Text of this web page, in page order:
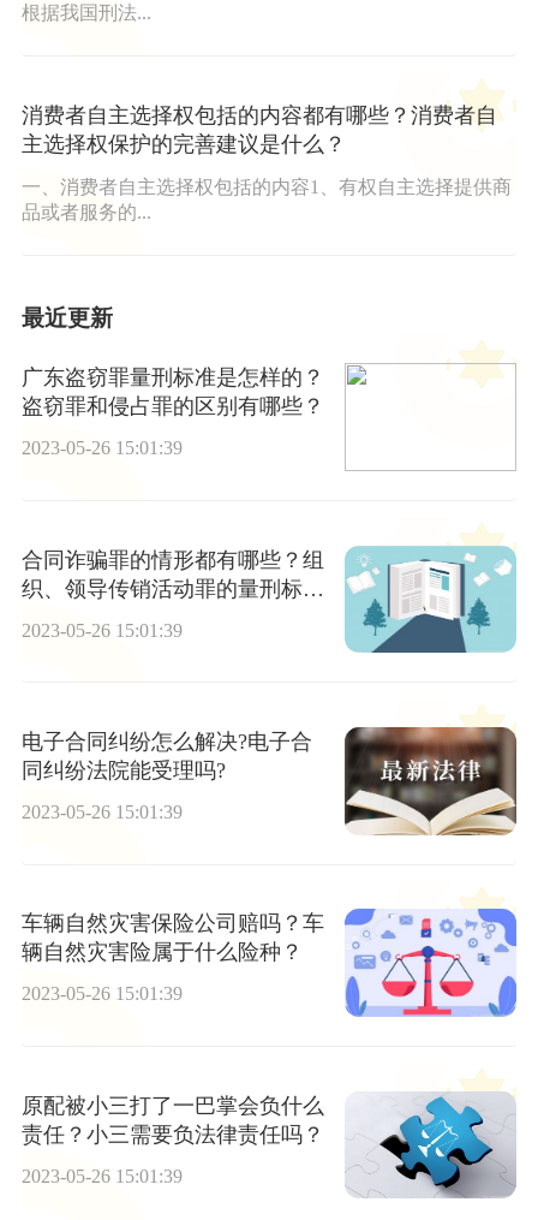
根据我国刑法...
消费者自主选择权包括的内容都有哪些？消费者自
主选择权保护的完善建议是什么？
一、消费者自主选择权包括的内容1、有权自主选择提供商
品或者服务的...
最近更新
广东盗窃罪量刑标准是怎样的？
盗窃罪和侵占罪的区别有哪些？
2023-05-26 15:01:39
合同诈骗罪的情形都有哪些？组
织、领导传销活动罪的量刑标准
2023-05-26 15:01:39
电子合同纠纷怎么解决?电子合
同纠纷法院能受理吗?
2023-05-26 15:01:39
车辆自然灾害保险公司赔吗？车
辆自然灾害险属于什么险种？
2023-05-26 15:01:39
原配被小三打了一巴掌会负什么
责任？小三需要负法律责任吗？
2023-05-26 15:01:39